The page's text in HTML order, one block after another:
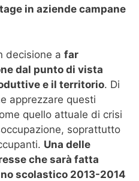
in aziende campane
decisione a far
dal punto di vista
e il territorio. Di
apprezzare questi
quello attuale di crisi
soprattutto
Una delle
che sarà fatta
scolastico 2013-2014